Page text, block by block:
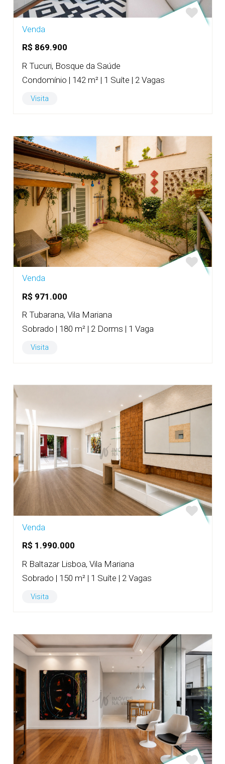
Venda
R$ 869.900
R Tucuri, Bosque da Saúde
Condomínio | 142 m² | 1 Suíte | 2 Vagas
Visita
Venda
R$ 971.000
R Tubarana, Vila Mariana
Sobrado | 180 m² | 2 Dorms | 1 Vaga
Visita
Venda
R$ 1.990.000
R Baltazar Lisboa, Vila Mariana
Sobrado | 150 m² | 1 Suíte | 2 Vagas
Visita